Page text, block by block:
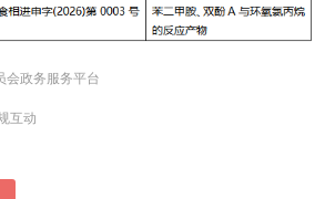
会政务服务平台
互动